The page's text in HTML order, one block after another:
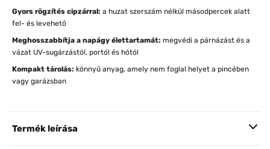
Gyors rögzítés cipzárral: a huzat szerszám nélkül másodpercek alatt
fel- és levehető
Meghosszabbítja a napágy élettartamát: megvédi a párnázást és a
vázat UV-sugárzástól, portól és hótól
Kompakt tárolás: könnyű anyag, amely nem foglal helyet a pincében
vagy garázsban
Termék leírása